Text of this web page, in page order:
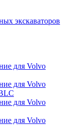
экскаваторов
для Volvo
для Volvo
для Volvo
для Volvo